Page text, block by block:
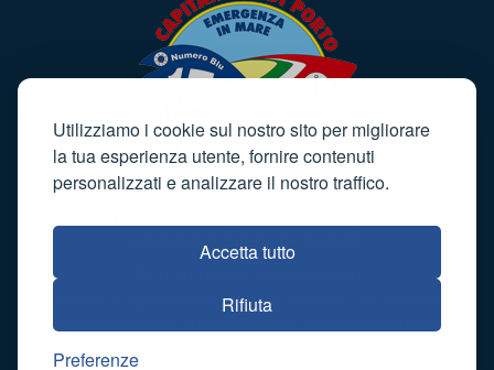
Utilizziamo i cookie sul nostro sito per migliorare
la tua esperienza utente, fornire contenuti
personalizzati e analizzare il nostro traffico.
Accetta tutto
Rifiuta
Preferenze
È vietata la riproduzione, anche parziale, dei contenuti